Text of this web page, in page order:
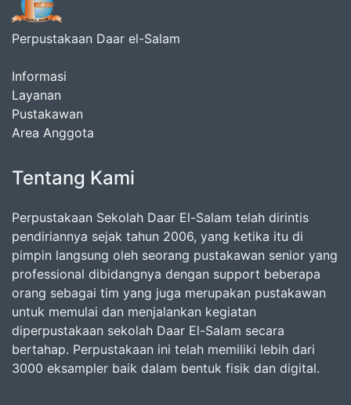
Perpustakaan Daar el-Salam
Informasi
Layanan
Pustakawan
Area Anggota
Tentang Kami
Perpustakaan Sekolah Daar El-Salam telah dirintis
pendiriannya sejak tahun 2006, yang ketika itu di
pimpin langsung oleh seorang pustakawan senior yang
professional dibidangnya dengan support beberapa
orang sebagai tim yang juga merupakan pustakawan
untuk memulai dan menjalankan kegiatan
diperpustakaan sekolah Daar El-Salam secara
bertahap. Perpustakaan ini telah memiliki lebih dari
3000 eksampler baik dalam bentuk fisik dan digital.